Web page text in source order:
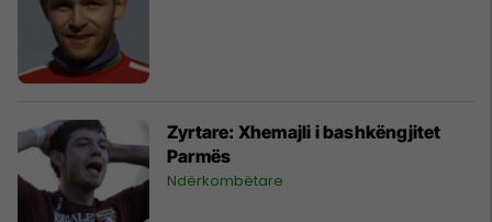
Zyrtare: Xhemajli i bashkëngjitet
Parmës
Ndërkombëtare